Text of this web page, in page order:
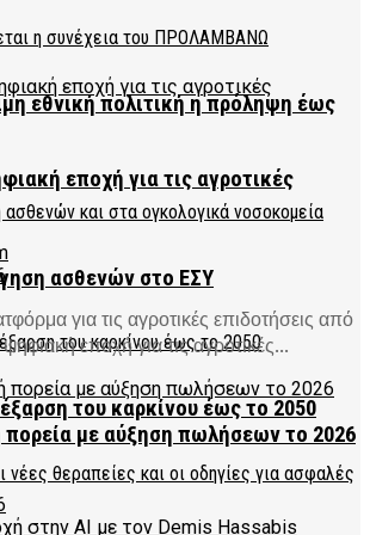
εθνική πολιτική η πρόληψη έως
ασθενών στο ΕΣΥ
του καρκίνου έως το 2050
εποχή για τις αγροτικές
για τις αγροτικές επιδοτήσεις από
εποχή για τις αγροτικές...
πορεία με αύξηση πωλήσεων το 2026